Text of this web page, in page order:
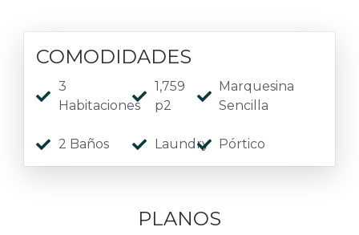
COMODIDADES
3
Habitaciones
2 Baños
1,759
p2
Laundry
Marquesina
Sencilla
Pórtico
PLANOS